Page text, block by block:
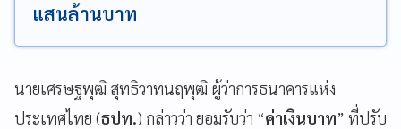
แสนล้านบาท
นายเศรษฐพุฒิ สุทธิวาทนฤพุฒิ ผู้ว่าการธนาคารแห่ง
ประเทศไทย (ธปท.) กล่าวว่า ยอมรับว่า “ค่าเงินบาท” ที่ปรับ